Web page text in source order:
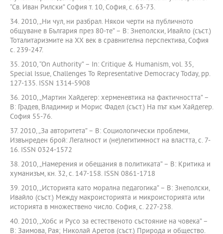
“Св. Иван Рилски” София т. 10, София, с. 63-73.
34. 2010, „Ни чул, ни разбрал. Някои черти на публичното
общуване в България през 80-те” – В: Знеполски, Ивайло (съст.)
Тоталитаризмите на ХХ век в сравнителна перспектива, София
с. 239-247.
35. 2010, “On Authority” – In: Critique & Humanism, vol. 35,
Special Issue, Challenges To Representative Democracy Today, pp.
127-135. ISSN 1314-5908
36. 2010, „Мартин Хайдегер: херменевтика на фактичността” –
В: Градев, Владимир и Морис Фадел (съст.) На път към Хайдегер.
София 55-76.
37. 2010, „За авторитета” – В: Социологически проблеми,
Извънреден брой: Легалност и (не)легитимност на властта, с. 7-
16. ISSN 0324-1572
38. 2010, „Намерения и обещания в политиката” – В: Критика и
хуманизъм, кн. 32, с. 147-158. ISSN 0861-1718
39. 2010, „Историята като морална педагогика” – В: Знеполски,
Ивайло (съст.) Между макроисторията и микроисторията или
историята в множествено число. София, с. 227-238.
40. 2010, „Хобс и Русо за естественото състояние на човека” –
В: Заимова, Рая; Николай Аретов (съст.) Природа и общество.